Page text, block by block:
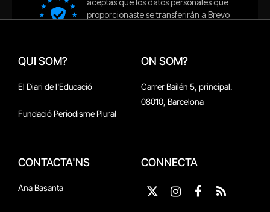
QUI SOM?
El Diari de l'Educació
Fundació Periodisme Plural
ON SOM?
Carrer Bailén 5, principal.
08010, Barcelona
CONTACTA'NS
Ana Basanta
CONNECTA
X
InstagramFacebook
RSS